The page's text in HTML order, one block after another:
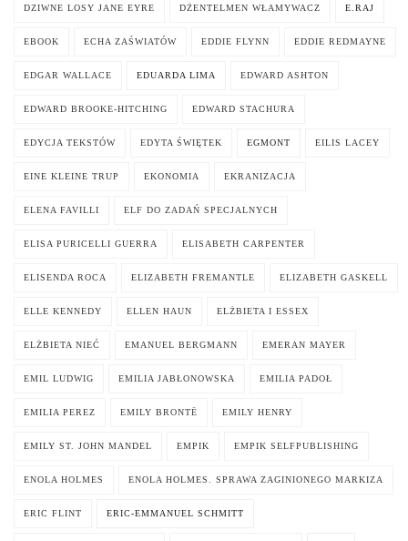
DZIWNE LOSY JANE EYRE DŻENTELMEN WŁAMYWACZ E.RAJ
EBOOK ECHA ZAŚWIATÓW EDDIE FLYNN EDDIE REDMAYNE
EDGAR WALLACE EDUARDA LIMA EDWARD ASHTON
EDWARD BROOKE-HITCHING EDWARD STACHURA
EDYCJA TEKSTÓW EDYTA ŚWIĘTEK EGMONT EILIS LACEY
EINE KLEINE TRUP EKONOMIA EKRANIZACJA
ELENA FAVILLI ELF DO ZADAŃ SPECJALNYCH
ELISA PURICELLI GUERRA ELISABETH CARPENTER
ELISENDA ROCA ELIZABETH FREMANTLE ELIZABETH GASKELL
ELLE KENNEDY ELLEN HAUN ELŻBIETA I ESSEX
ELŻBIETA NIEĆ EMANUEL BERGMANN EMERAN MAYER
EMIL LUDWIG EMILIA JABŁONOWSKA EMILIA PADOŁ
EMILIA PEREZ EMILY BRONTË EMILY HENRY
EMILY ST. JOHN MANDEL EMPIK EMPIK SELFPUBLISHING
ENOLA HOLMES ENOLA HOLMES. SPRAWA ZAGINIONEGO MARKIZA
ERIC FLINT ERIC-EMMANUEL SCHMITT